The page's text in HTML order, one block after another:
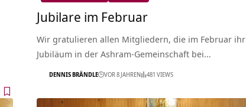
Jubilare im Februar
Wir gratulieren allen Mitgliedern, die im Februar ihr
Jubiläum in der Ashram-Gemeinschaft bei…
DENNIS BRÄNDLE VOR 8 JAHREN 481 VIEWS